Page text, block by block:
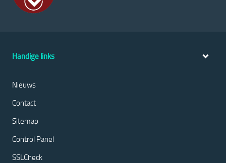
Handige links
Nieuws
Contact
Sitemap
Control Panel
SSLCheck